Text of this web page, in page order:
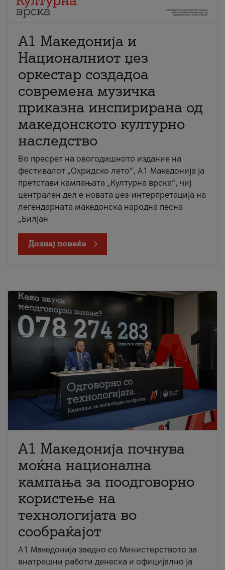
А1 Македонија и
Националниот џез
оркестар создадоа
современа музичка
приказна инспирирана од
македонското културно
наследство
Во пресрет на овогодишното издание на
фестивалот „Охридско лето“, А1 Македонија ја
претстави кампањата „Културна врска“, чиј
централен дел е новата џез-интерпретација на
легендарната македонска народна песна
„Билјан
Дознај повеќе
A1 Македонија почнува
моќна национална
кампања за поодговорно
користење на
технологијата во
сообраќајот
A1 Македонија заедно со Министерството за
внатрешни работи денеска и официјално ја